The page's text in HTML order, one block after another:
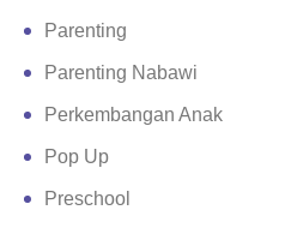
Parenting
Parenting Nabawi
Perkembangan Anak
Pop Up
Preschool